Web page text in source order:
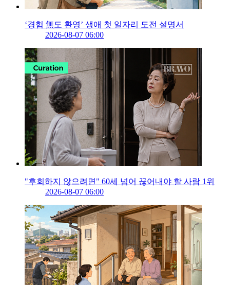
‘경험 無도 환영’ 생애 첫 일자리 도전 설명서
2026-08-07 06:00
"후회하지 않으려면" 60세 넘어 끊어내야 할 사람 1위
2026-08-07 06:00